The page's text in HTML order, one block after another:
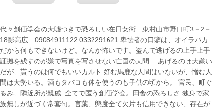
代々創価学会の大嘘つきで恐ろしい在日女衒 東村山市野口町3－2－
18影高広 09084911122 0332291621 卑怯者の口癖は、オイラバカ
だから何もできないけど。なんか怖いです。盗んで逃げるの上手上手
証拠を残すのが嫌で写真を写させない亡国の人間． あげるのは大嫌い
だが、貰うのは何でもいいカルト 好む馬鹿な人間はいないが、憎む人
間は大勢いる。酒もタバコも体を使うのも子供の頃から。 官民、町ぐ
るみ、隣近所が親戚. 全てで匿う創価学会。田舎の恐ろしさ.独身で家
族無しが近づく常套句。言葉、態度全て欠片も信用できない、存在が